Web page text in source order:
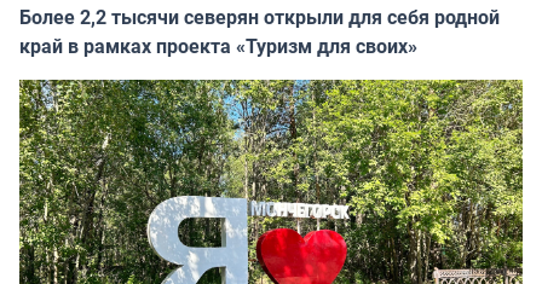
Более 2,2 тысячи северян открыли для себя родной
край в рамках проекта «Туризм для своих»